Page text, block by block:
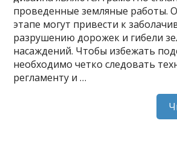
проведенные земляные работы.
этапе могут привести к
разрушению дорожек и гибели
насаждений. Чтобы избежать
необходимо четко следовать
регламенту и …